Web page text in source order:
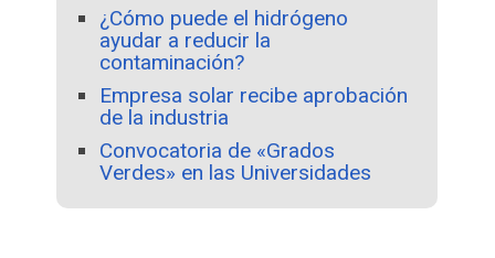
¿Cómo puede el hidrógeno
ayudar a reducir la
contaminación?
Empresa solar recibe aprobación
de la industria
Convocatoria de «Grados
Verdes» en las Universidades